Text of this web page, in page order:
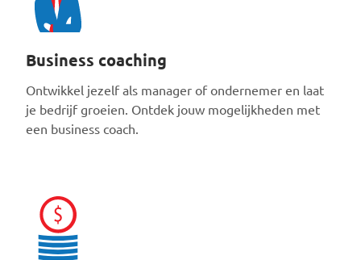
Business coaching
Ontwikkel jezelf als manager of ondernemer en laat
je bedrijf groeien. Ontdek jouw mogelijkheden met
een business coach.